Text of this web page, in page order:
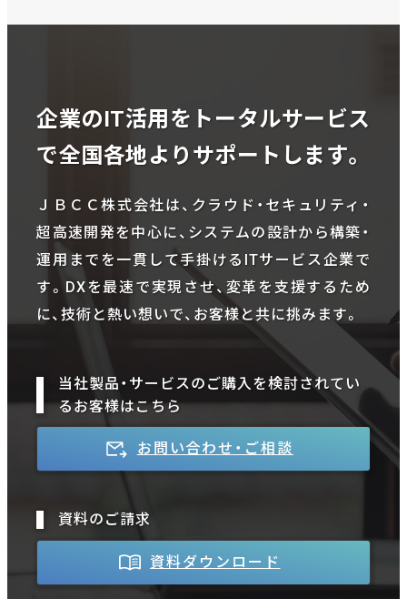
企業のIT活用をトータルサービス
で全国各地よりサポートします。
ＪＢＣＣ株式会社は、クラウド・セキュリティ・
超高速開発を中心に、システムの設計から構築・
運用までを一貫して手掛けるITサービス企業で
す。DXを最速で実現させ、変革を支援するため
に、技術と熱い想いで、お客様と共に挑みます。
当社製品・サービスのご購入を検討されてい
るお客様はこちら
お問い合わせ・ご相談
資料のご請求
資料ダウンロード